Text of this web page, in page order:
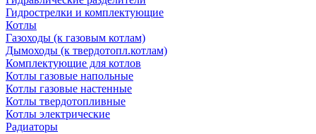
Гидрострелки и комплектующие
Котлы
Газоходы (к газовым котлам)
Дымоходы (к твердотопл.котлам)
Комплектующие для котлов
Котлы газовые напольные
Котлы газовые настенные
Котлы твердотопливные
Котлы электрические
Радиаторы